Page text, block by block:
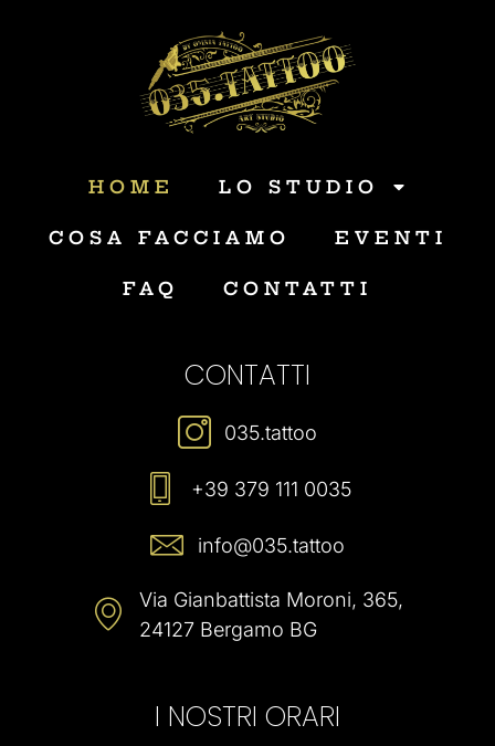
HOME LO STUDIO
COSA FACCIAMO EVENTI
FAQ CONTATTI
CONTATTI
035.tattoo
+39 379 111 0035
info@035.tattoo
Via Gianbattista Moroni, 365,
24127 Bergamo BG
I NOSTRI ORARI